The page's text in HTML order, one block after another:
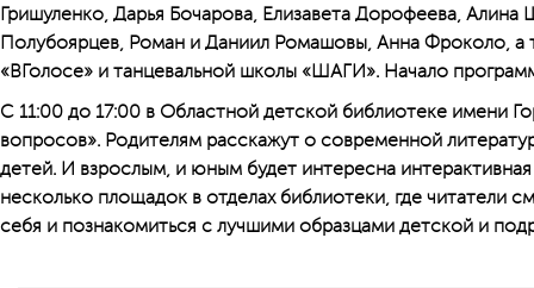
Гришуленко, Дарья Бочарова, Елизавета Дорофеева,
Полубоярцев, Роман и Даниил Ромашовы, Анна Фроколо, а
«ВГолосе» и танцевальной школы «ШАГИ». Начало
С 11:00 до 17:00 в Областной детской библиотеке имени
вопросов». Родителям расскажут о современной
детей. И взрослым, и юным будет интересна
несколько площадок в отделах библиотеки, где читатели
себя и познакомиться с лучшими образцами детской и